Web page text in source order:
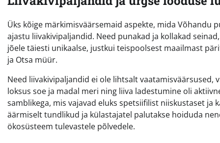
Üks kõige märkimisväärsemaid aspekte, mida Võhandu
ajastu liivakivipaljandid. Need punakad ja kollakad
jõele täiesti unikaalse, justkui teispoolsest maailmast
ja Otsa müür.
Need liivakivipaljandid ei ole lihtsalt vaatamisväärsused,
loksus soe ja madal meri ning liiva ladestumine oli
samblikega, mis vajavad eluks spetsiifilist niiskustaset ja
äärmiselt tundlikud ja külastajatel palutakse hoiduda
ökosüsteem tulevastele põlvedele.